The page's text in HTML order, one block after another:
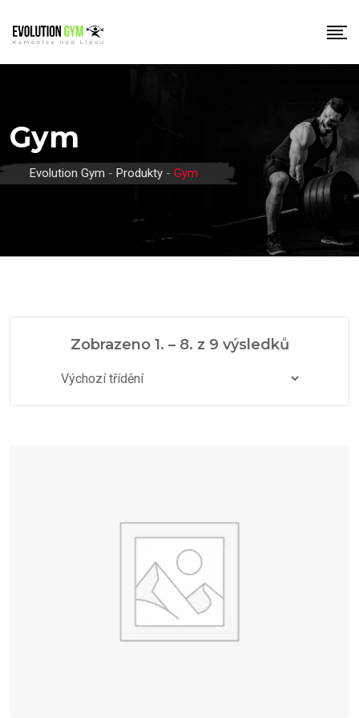
Gym
Evolution Gym - Produkty - Gym
Zobrazeno 1. – 8. z 9 výsledků